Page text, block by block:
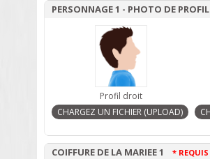
PERSONNAGE 1 - PHOTO DE PROFIL
Profil droit
COIFFURE DE LA MARIEE 1 * REQUIS